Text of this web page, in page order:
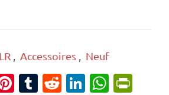
, Accessoires , Neuf
Pinterest
Tumblr
Reddit
LinkedIn